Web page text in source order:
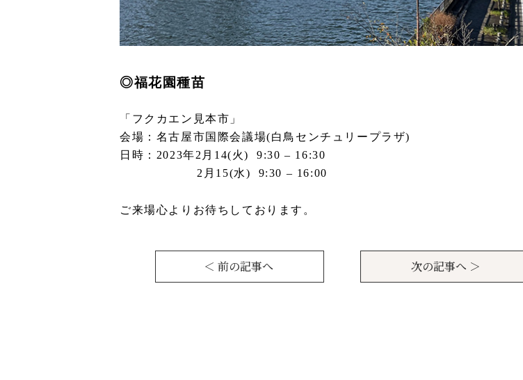
◎福花園種苗
「フクカエン見本市」
会場：名古屋市国際会議場(白鳥センチュリープラザ)
日時：2023年2月14(火) 9:30 – 16:30
2月15(水) 9:30 – 16:00
ご来場心よりお待ちしております。
＜ 前の記事へ 次の記事へ ＞